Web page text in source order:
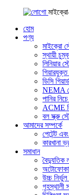
হোম
পণ্য
মাইক্রো
স্থায়ী
লিনিয়ার
গিয়ারযুক্ত
ডিসি
NEMA
পানির
ACME
বল স্ক্রু
আমাদের সম্পর্কে
পেটেন্ট
কারখানা
সমাধান
বৈদ্যুতিক
উচ্চ নির্ভুল
গৃহস্থালী